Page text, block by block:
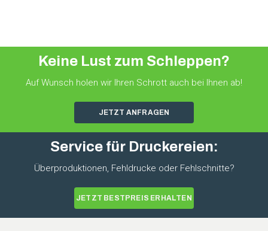
Keine Lust zum Schleppen?
Auf Wunsch holen wir Ihren Schrott auch bei Ihnen ab!
JETZT ANFRAGEN
Service für Druckereien:
Überproduktionen, Fehldrucke oder Fehlschnitte?
JETZT BESTPREIS ERHALTEN